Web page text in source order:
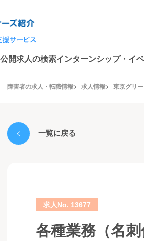
公開求人の検索インターンシップ・イ
障害者の求人・転職情報 求人情報 東京グリ
一覧に戻る
求人No. 13677
各種業務（名